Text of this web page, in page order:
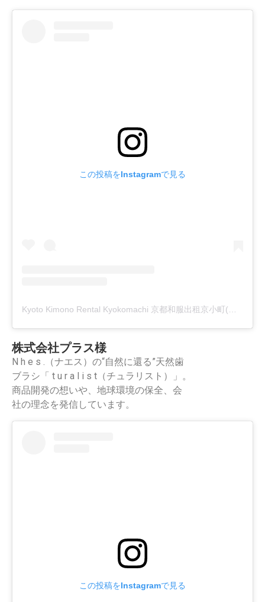
この投稿をInstagramで見る
Kyoto Kimono Rental Kyokomachi 京都和服出租京小町(@kimonorental.kyokomachi)がシェアした投稿
株式会社プラス様
N h e s .（ナエス）の“自然に還る”天然歯
ブラシ「 t u r a l i s t（チュラリスト）」。
商品開発の想いや、地球環境の保全、会
社の理念を発信しています。
この投稿をInstagramで見る